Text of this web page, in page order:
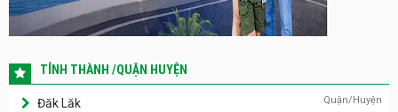
TỈNH THÀNH /QUẬN HUYỆN
Đăk Lăk Quận/Huyện